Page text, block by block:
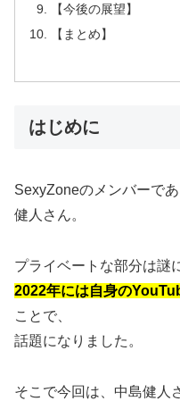
【今後の展望】
【まとめ】
はじめに
SexyZoneのメンバーで
健人さん。
プライベートな部分は謎
2022年には自身の
ことで、
話題になりました。
そこで今回は、中島健人